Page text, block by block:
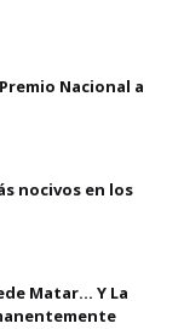
Nacional a
nocivos en los
Matar… Y La